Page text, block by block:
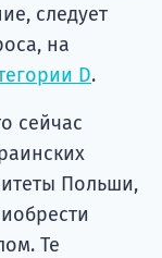
следует
на
D.
сейчас
Польши,
Те